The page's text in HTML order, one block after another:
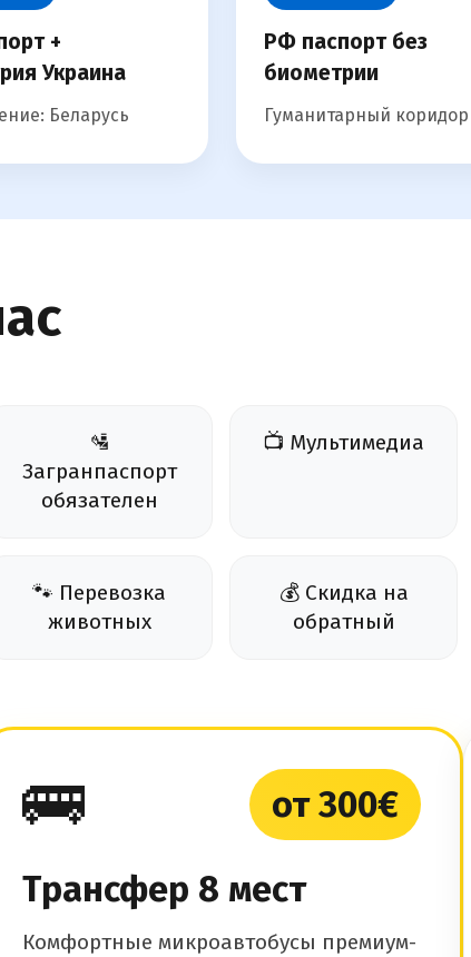
+
Украина
Беларусь
РФ паспорт без
биометрии
Гуманитарный коридор
🛂
Загранпаспорт
обязателен
📺 Мультимедиа
🐾 Перевозка
животных
💰 Скидка на
обратный
🚌
от 300€
Трансфер 8 мест
Комфортные микроавтобусы премиум-